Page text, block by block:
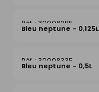
30008295
Bleu neptune - 0,125L
30008335
Bleu neptune - 0,5L